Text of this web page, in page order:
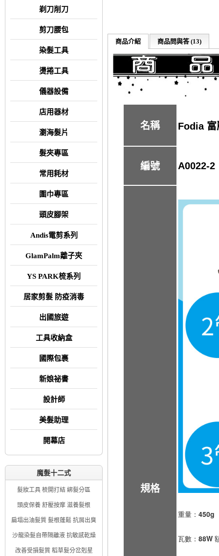
剃刀削刀
剪刀腰包
染髮工具
燙捲工具
儀器設備
店用器材
瀏海髮片
髮夾專區
常用耗材
圍巾專區
頭皮腳架
Andis電剪系列
GlamPalm離子夾
YS PARK梳系列
居家剪髮 防疫消毒
出國旅遊
工具收納盒
國際包裹
新娘祕書
設計師
美髮助理
開幕店
魔髮十二式
髮妝工具 梳開打結 綁髮分區
頭皮保養 舒壓按摩 滋養髮根
扁塌出油髮質 髮根蓬鬆 抗屑出臭
沙龍染髮自帶隔離液 抗敏感乾燥
改善受損髮質 稻草髮分岔剋星
商品介紹 商品問與答 (13)
名稱 Fodia 富
編號 A0022-2
規格
重量：450g
瓦數：88W